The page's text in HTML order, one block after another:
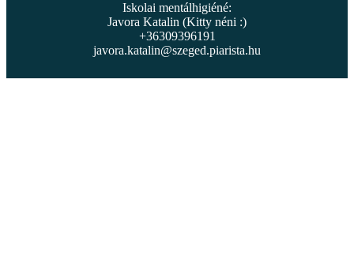
Iskolai mentálhigiéné:
Javora Katalin (Kitty néni :)
+36309396191
javora.katalin@szeged.piarista.hu